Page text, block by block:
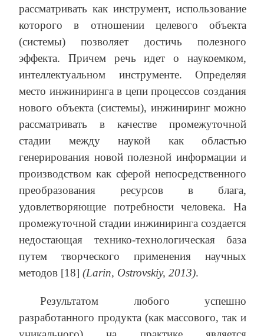
рассматривать как инструмент, использование
которого в отношении целевого объекта
(системы) позволяет достичь полезного
эффекта. Причем речь идет о наукоемком,
интеллектуальном инструменте. Определяя
место инжиниринга в цепи процессов создания
нового объекта (системы), инжиниринг можно
рассматривать в качестве промежуточной
стадии между наукой как областью
генерирования новой полезной информации и
производством как сферой непосредственного
преобразования ресурсов в блага,
удовлетворяющие потребности человека. На
промежуточной стадии инжиниринга создается
недостающая технико-технологическая база
путем творческого применения научных
методов [18] (Larin, Ostrovskiy, 2013).
Результатом любого успешно
разработанного продукта (как массового, так и